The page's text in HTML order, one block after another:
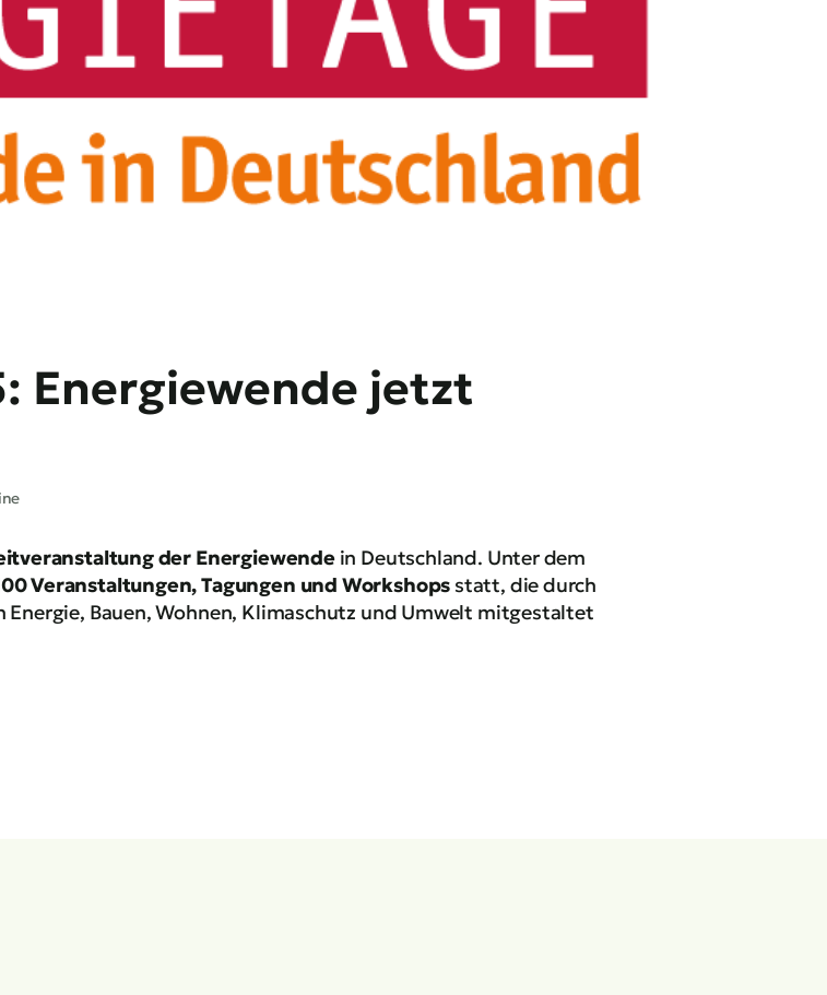
Energiewende jetzt
der Energiewende in Deutschland. Unter dem
Veranstaltungen, Tagungen und Workshops statt, die durch
Bauen, Wohnen, Klimaschutz und Umwelt mitgestaltet